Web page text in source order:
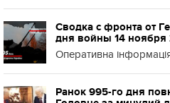
Сводка с фронта от
дня войны 14 ноября
Оперативна
Ранок 995-го дня